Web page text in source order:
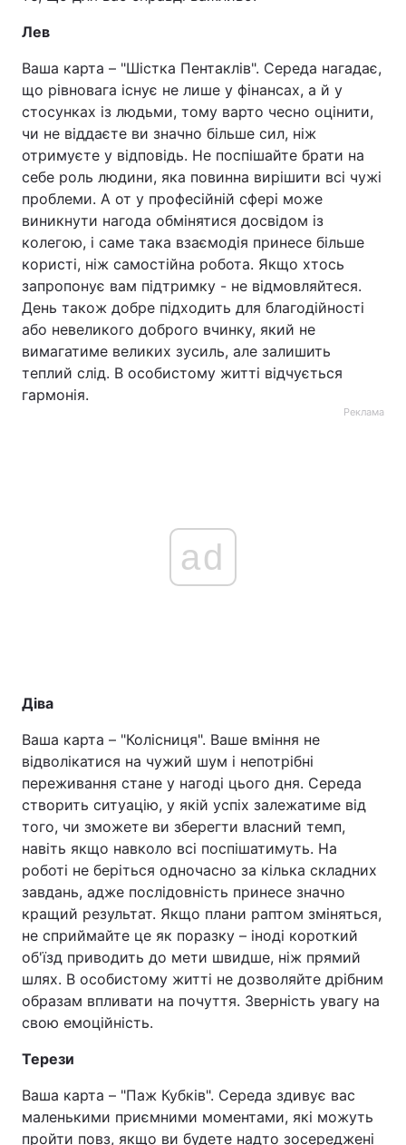
Лев
Ваша карта – "Шістка Пентаклів". Середа нагадає,
що рівновага існує не лише у фінансах, а й у
стосунках із людьми, тому варто чесно оцінити,
чи не віддаєте ви значно більше сил, ніж
отримуєте у відповідь. Не поспішайте брати на
себе роль людини, яка повинна вирішити всі чужі
проблеми. А от у професійній сфері може
виникнути нагода обмінятися досвідом із
колегою, і саме така взаємодія принесе більше
користі, ніж самостійна робота. Якщо хтось
запропонує вам підтримку - не відмовляйтеся.
День також добре підходить для благодійності
або невеликого доброго вчинку, який не
вимагатиме великих зусиль, але залишить
теплий слід. В особистому житті відчується
гармонія.
Реклама
ad
Діва
Ваша карта – "Колісниця". Ваше вміння не
відволікатися на чужий шум і непотрібні
переживання стане у нагоді цього дня. Середа
створить ситуацію, у якій успіх залежатиме від
того, чи зможете ви зберегти власний темп,
навіть якщо навколо всі поспішатимуть. На
роботі не беріться одночасно за кілька складних
завдань, адже послідовність принесе значно
кращий результат. Якщо плани раптом зміняться,
не сприймайте це як поразку – іноді короткий
об'їзд приводить до мети швидше, ніж прямий
шлях. В особистому житті не дозволяйте дрібним
образам впливати на почуття. Зверність увагу на
свою емоційність.
Терези
Ваша карта – "Паж Кубків". Середа здивує вас
маленькими приємними моментами, які можуть
пройти повз, якщо ви будете надто зосереджені